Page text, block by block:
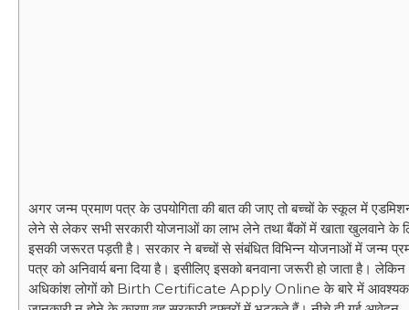
अगर जन्म प्रमाण पत्र के उपयोगिता की बात की जाए तो बच्चों के स्कूल में
लेने से लेकर सभी सरकारी योजनाओं का लाभ लेने तथा बैंकों में खाता खुलवाने के
इसकी जरूरत पड़ती है। सरकार ने बच्चों से संबंधित विभिन्न योजनाओं में जन्म
पत्र को अनिवार्य बना दिया है। इसीलिए इसको बनवाना जरूरी हो जाता है। लेकिन
अधिकांश लोगों को Birth Certificate Apply Online के बारे में आवश्यक